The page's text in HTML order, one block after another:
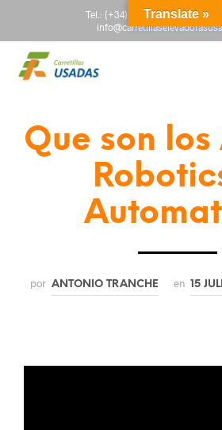
Tel.: (+34) 665 845 222-(+34)
Que son los
por ANTONIO TRANCHE en 15
Translate »